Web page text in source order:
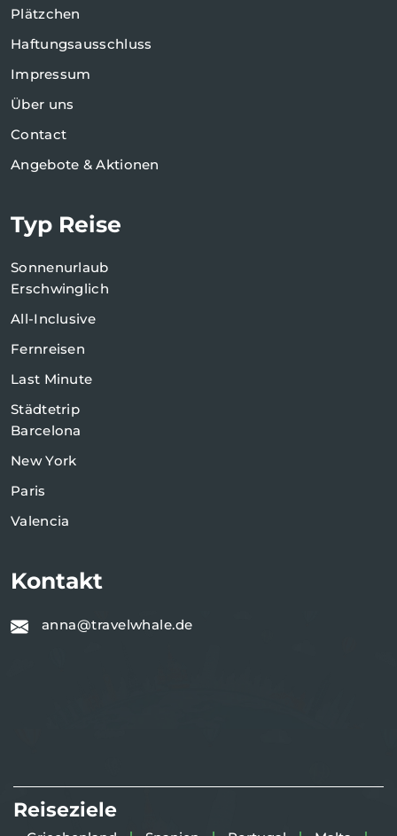
Plätzchen
Haftungsausschluss
Impressum
Über uns
Contact
Angebote & Aktionen
Typ Reise
Sonnenurlaub
Erschwinglich
All-Inclusive
Fernreisen
Last Minute
Städtetrip
Barcelona
New York
Paris
Valencia
Kontakt
anna@travelwhale.de
Reiseziele